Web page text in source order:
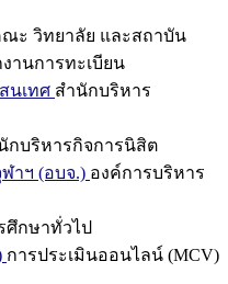
ะ วิทยาลัย และสถาบัน
านการทะเบียน
นเทศ สำนักบริหาร
กบริหารกิจการนิสิต
าฯ (อบจ.) องค์การบริหาร
ศึกษาทั่วไป
การประเมินออนไลน์ (MCV)